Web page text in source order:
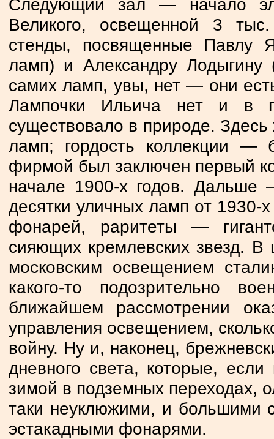
Следующий зал — начало
Великого, освещенной 3
стенды, посвященные Павлу
ламп) и Александру
самих ламп, увы, нет — они
Лампочки Ильича нет и
существовало в природе.
ламп; гордость коллекции —
фирмой был заключен первый
начале 1900-х годов. Дальше
десятки уличных ламп от 1930-
фонарей, раритеты —
сияющих кремлевских звезд.
московским освещением
какого-то подозрительно
ближайшем рассмотрении
управления освещением,
войну. Ну и, наконец,
дневного света, которые, если
зимой в подземных переходах,
таки неуклюжими, и большими
эстакадными фонарями.